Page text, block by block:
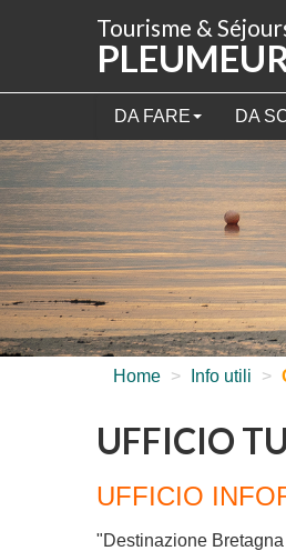
Tourisme &
DA FARE DA
Home > Info utili >
UFFICIO
UFFICIO
"Destinazione